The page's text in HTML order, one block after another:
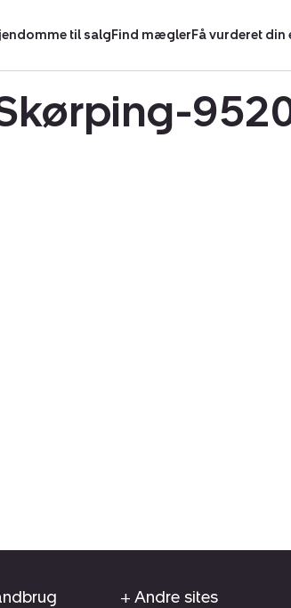
til salgFind mæglerFå vurderet din
Andre sites